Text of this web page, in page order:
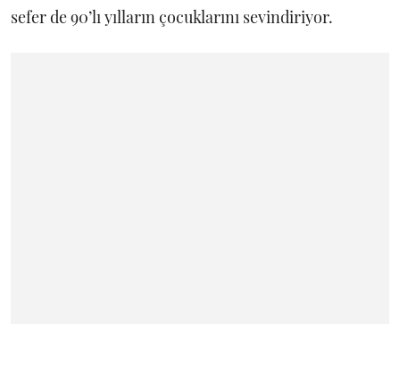
sefer de 90’lı yılların çocuklarını sevindiriyor.